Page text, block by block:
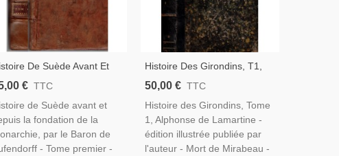
De Suède Avant Et
La Fondation De
1748 - Livres
XVIIIe Siècle
€ TTC
de Suède avant et
la fondation de la
par le Baron de
- Tome premier -
Histoire Des Girondins, T1,
Alphonse De Lamartine, 1865
Constitutionnel
50,00 € TTC
Histoire des Girondins, Tome
1, Alphonse de Lamartine -
édition illustrée publiée par
l'auteur - Mort de Mirabeau -